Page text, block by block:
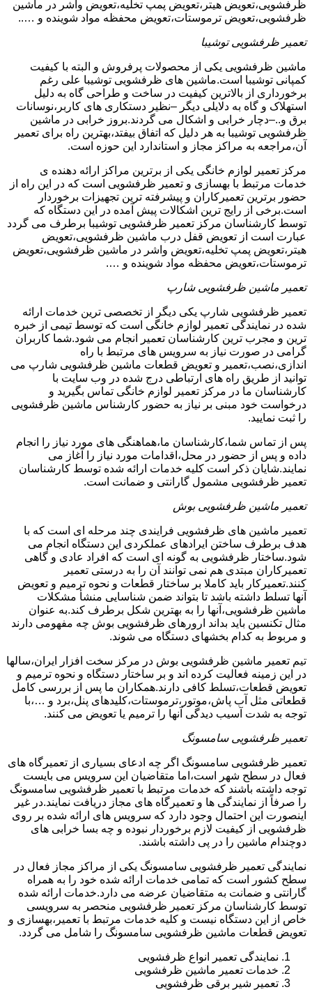
ظرفشویی،تعویض هیتر،تعویض پمپ تخلیه،تعویض واشر در ماشین
ظرفشویی،تعویض ترموستات،تعویض محفظه مواد شوینده و …..
تعمیر ظرفشویی توشیبا
ماشین ظرفشویی یکی از محصولات پرفروش و البته با کیفیت
کمپانی توشیبا است.ماشین های ظرفشویی توشیبا علی رغم
برخورداری از بالاترین کیفیت در ساخت و طراحی گاه به دلیل
استهلاک و گاه به دلایلی دیگر –نظیر دستکاری های کاربر،نوسانات
برق و..–دچار خرابی و اشکال می گردند.بروز خرابی در ماشین
ظرفشویی توشیبا به هر دلیل که اتفاق بیفتد،بهترین راه برای تعمیر
آن،مراجعه به مراکز مجاز و استاندارد این حوزه است.
مرکز تعمیر لوازم خانگی یکی از برترین مراکز ارائه دهنده ی
خدمات مرتبط با بهسازی و تعمیر ظرفشویی است که در این راه از
حضور برترین تعمیرکاران و پیشرفته ترین تجهیزات برخوردار
است.برخی از رایج ترین اشکالات پیش آمده در این دستگاه که
توسط کارشناسان مرکز تعمیر ظرفشویی توشیبا برطرف می گردد
عبارت است از تعویض قفل درب ماشین ظرفشویی،تعویض
هیتر،تعویض پمپ تخلیه،تعویض واشر در ماشین ظرفشویی،تعویض
ترموستات،تعویض محفظه مواد شوینده و ….
تعمیر ماشین ظرفشویی شارپ
تعمیر ظرفشویی شارپ یکی دیگر از تخصصی ترین خدمات ارائه
شده در نمایندگی تعمیر لوازم خانگی است که توسط تیمی از خبره
ترین و مجرب ترین کارشناسان تعمیر انجام می شود.شما کاربران
گرامی در صورت نیاز به سرویس های مرتبط با راه
اندازی،نصب،تعمیر و تعویض قطعات ماشین ظرفشویی شارپ می
توانید از طریق راه های ارتباطی درج شده در وب سایت با
کارشناسان ما در مرکز تعمیر لوازم خانگی تماس بگیرید و
درخواست خود مبنی بر نیاز به حضور کارشناس ماشین ظرفشویی
را ثبت نمایید.
پس از تماس شما،کارشناسان ما،هماهنگی های مورد نیاز را انجام
داده و پس از حضور در محل،اقدامات مورد نیاز را آغاز می
نمایند.شایان ذکر است کلیه خدمات ارائه شده توسط کارشناسان
تعمیر ظرفشویی مشمول گارانتی و ضمانت است.
تعمیر ماشین ظرفشویی بوش
تعمیر ماشین های ظرفشویی فرایندی چند مرحله ای است که با
هدف برطرف ساختن ایرادهای عملکردی این دستگاه انجام می
شود.ساختار ظرفشویی به گونه ای است که افراد عادی و گاهی
تعمیرکاران مبتدی هم نمی توانند آن را به درستی تعمیر
کنند.تعمیرکار باید کاملا بر ساختار قطعات و نحوه ترمیم و تعویض
آنها تسلط داشته باشد تا بتواند ضمن شناسایی منشأ مشکلات
ماشین ظرفشویی،آنها را به بهترین شکل برطرف کند.به عنوان
مثال تکنسین باید بداند ارورهای ظرفشویی بوش چه مفهومی دارند
و مربوط به کدام بخشهای دستگاه می شوند.
تیم تعمیر ماشین ظرفشویی بوش در مرکز سخت افزار ایران،سالها
در این زمینه فعالیت کرده اند و بر ساختار دستگاه و نحوه ترمیم و
تعویض قطعات،تسلط کافی دارند.همکاران ما پس از بررسی کامل
قطعاتی مثل آب پاش،موتور،ترموستات،کلیدهای پنل،برد و …،با
توجه به شدت آسیب دیدگی آنها را ترمیم یا تعویض می کنند.
تعمیر ظرفشویی سامسونگ
تعمیر ظرفشویی سامسونگ اگر چه ادعای بسیاری از تعمیرگاه های
فعال در سطح شهر است،اما متقاضیان این سرویس می بایست
توجه داشته باشند که خدمات مرتبط با تعمیر ظرفشویی سامسونگ
را صرفاً از نمایندگی ها و تعمیرگاه های مجاز دریافت نمایند.در غیر
اینصورت این احتمال وجود دارد که سرویس های ارائه شده بر روی
ظرفشویی از کیفیت لازم برخوردار نبوده و چه بسا خرابی های
دوچندام ماشین را در پی داشته باشند.
نمایندگی تعمیر ظرفشویی سامسونگ یکی از مراکز مجاز فعال در
سطح کشور است که تمامی خدمات ارائه شده خود را به همراه
گارانتی و ضمانت به متقاضیان عرضه می دارد.خدمات ارائه شده
توسط کارشناسان مرکز تعمیر ظرفشویی منحصر به سرویسی
خاص از این دستگاه نیست و کلیه خدمات مرتبط با تعمیر،بهسازی و
تعویض قطعات ماشین ظرفشویی سامسونگ را شامل می گردد.
نمایندگی تعمیر انواع ظرفشویی
خدمات تعمیر ماشین ظرفشویی
تعمیر شیر برقی ظرفشویی